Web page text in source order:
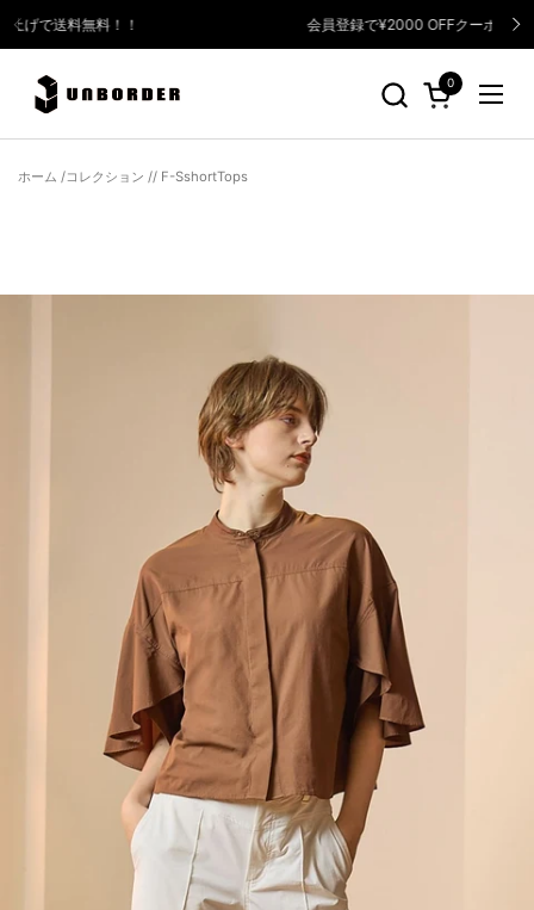
前へ
会員登録で¥2000 OFFクーポンプレゼント！！
カートを開く
0
メニ
ホーム /コレクション // F-SshortTops